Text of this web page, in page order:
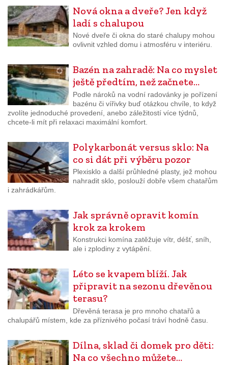
Nová okna a dveře? Jen když
ladí s chalupou
Nové dveře či okna do staré chalupy mohou
ovlivnit vzhled domu i atmosféru v interiéru.
Bazén na zahradě: Na co myslet
ještě předtím, než začnete…
Podle nároků na vodní radovánky je pořízení
bazénu či vířivky buď otázkou chvíle, to když
zvolíte jednoduché provedení, anebo záležitostí více týdnů,
chcete-li mít při relaxaci maximální komfort.
Polykarbonát versus sklo: Na
co si dát při výběru pozor
Plexisklo a další průhledné plasty, jež mohou
nahradit sklo, poslouží dobře všem chatařům
i zahrádkářům.
Jak správně opravit komín
krok za krokem
Konstrukci komína zatěžuje vítr, déšť, sníh,
ale i zplodiny z vytápění.
Léto se kvapem blíží. Jak
připravit na sezonu dřevěnou
terasu?
Dřevěná terasa je pro mnoho chatařů a
chalupářů místem, kde za příznivého počasí tráví hodně času.
Dílna, sklad či domek pro děti:
Na co všechno můžete…